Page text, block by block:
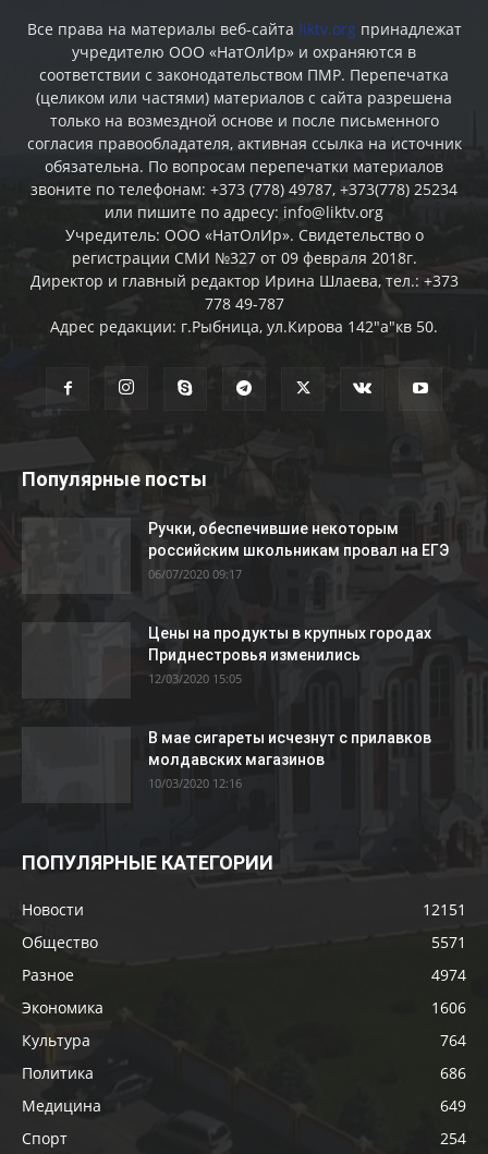
Все права на материалы веб-сайта liktv.org принадлежат
учредителю ООО «НатОлИр» и охраняются в
соответствии с законодательством ПМР. Перепечатка
(целиком или частями) материалов c сайта разрешена
только на возмездной основе и после письменного
согласия правообладателя, активная ссылка на источник
обязательна. По вопросам перепечатки материалов
звоните по телефонам: +373 (778) 49787, +373(778) 25234
или пишите по адресу: info@liktv.org
Учредитель: ООО «НатОлИр». Свидетельство о
регистрации СМИ №327 от 09 февраля 2018г.
Директор и главный редактор Ирина Шлаева, тел.: +373
778 49-787
Адрес редакции: г.Рыбница, ул.Кирова 142"а"кв 50.
Популярные посты
Ручки, обеспечившие некоторым
российским школьникам провал на ЕГЭ
06/07/2020 09:17
Цены на продукты в крупных городах
Приднестровья изменились
12/03/2020 15:05
В мае сигареты исчезнут с прилавков
молдавских магазинов
10/03/2020 12:16
ПОПУЛЯРНЫЕ КАТЕГОРИИ
Новости
12151
Общество
5571
Разное
4974
Экономика
1606
Культура
764
Политика
686
Медицина
649
Спорт
254